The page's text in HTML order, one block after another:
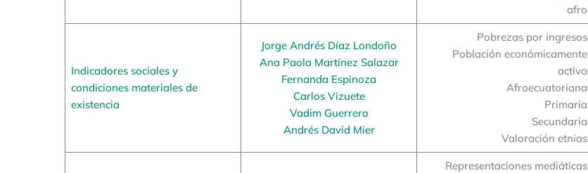
afro
Indicadores sociales y
condiciones materiales de
existencia
Jorge Andrés Díaz Londoño
Ana Paola Martínez Salazar
Fernanda Espinoza
Carlos Vizuete
Vadim Guerrero
Andrés David Mier
Pobrezas por ingresos
Población económicamente
activa
Afroecuatoriana
Primaria
Secundaria
Valoración etnias
Representaciones mediáticas